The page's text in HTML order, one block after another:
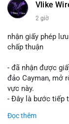
$btc $eth
#vlikevn #titanbot
Vlike
2 giờ
nhận giấy phép
chấp thuận
- đã nhận được
đảo Cayman, mở
vực này.
- Đây là bước tiếp
quy định toàn cầu.
Đọc thêm